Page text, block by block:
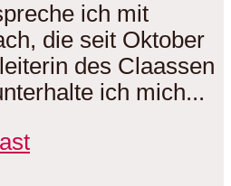
ich mit
die seit Oktober
des Claassen
ich mich...